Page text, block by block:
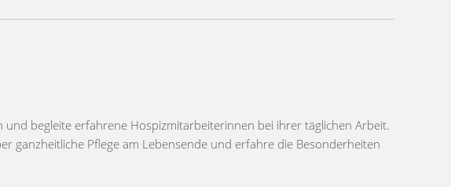
und begleite erfahrene Hospizmitarbeiterinnen bei ihrer täglichen Arbeit.
ganzheitliche Pflege am Lebensende und erfahre die Besonderheiten